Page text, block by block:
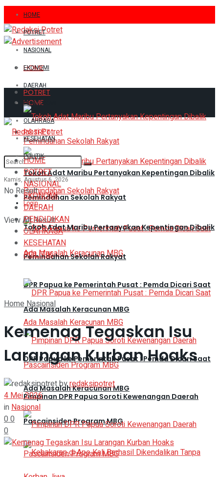
HOME
POTRET
NASIONAL
EKONOMI
DAERAH
PENDIDIKAN
OLAHRAGA
KESEHATAN
POLITIK
Kamis, Agustus 6, 2026
Login
HOME
POTRET
Tokoh Adat Maribu Pertanyakan Kepentingan Dibalik
Pemindahan Sekolah Rakyat
DPR Papua ke Pemerintah Pusat : Pemda Dicari Saat
Ada Masalah Keracunan MBG
Pimpinan DPR Papua Soroti Kewenangan Daerah
Pascainsiden Program MBG
HOME
POTRET
Tokoh Adat Maribu Pertanyakan Kepentingan Dibalik
Pemindahan Sekolah Rakyat
DPR Papua ke Pemerintah Pusat : Pemda Dicari Saat
Ada Masalah Keracunan MBG
No Result
View All Result
HOME
POTRET
NASIONAL
EKONOMI
DAERAH
PENDIDIKAN
OLAHRAGA
KESEHATAN
POLITIK
HomeNasional
Kemenag Tegaskan Isu
Larangan Kurban Hoaks
byredaksipotret
4 Mei 2026
inNasional
00
0